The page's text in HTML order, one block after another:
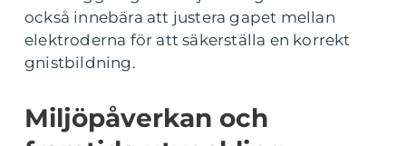
också innebära att justera gapet mellan
elektroderna för att säkerställa en korrekt
gnistbildning.
Miljöpåverkan och